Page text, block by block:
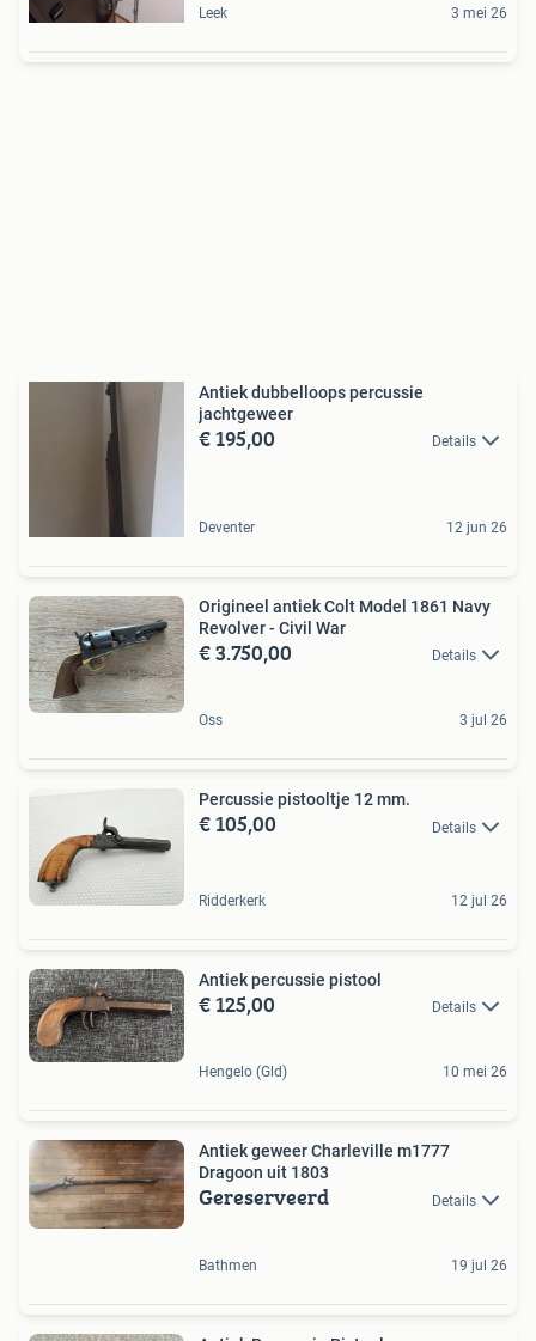
Leek 3 mei 26
Antiek dubbelloops percussie
jachtgeweer
€ 195,00 Details
Deventer 12 jun 26
Origineel antiek Colt Model 1861 Navy
Revolver - Civil War
€ 3.750,00 Details
Oss 3 jul 26
Percussie pistooltje 12 mm.
€ 105,00 Details
Ridderkerk 12 jul 26
Antiek percussie pistool
€ 125,00 Details
Hengelo (Gld) 10 mei 26
Antiek geweer Charleville m1777
Dragoon uit 1803
Gereserveerd Details
Bathmen 19 jul 26